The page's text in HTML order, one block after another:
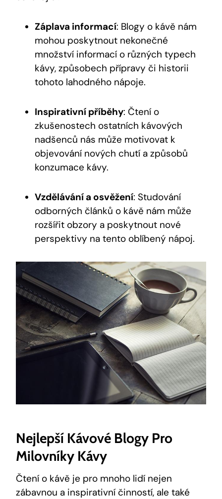
Záplava informací: Blogy o kávě nám
mohou poskytnout nekonečné
množství informací o různých typech
kávy, způsobech přípravy či historii
tohoto lahodného nápoje.
Inspirativní příběhy: Čtení o
zkušenostech ostatních kávových
nadšenců nás může motivovat k
objevování nových chutí a způsobů
konzumace kávy.
Vzdělávání a osvěžení: Studování
odborných článků o kávě nám může
rozšířit obzory a poskytnout nové
perspektivy na tento oblíbený nápoj.
Nejlepší Kávové Blogy Pro
Milovníky Kávy
Čtení o kávě je pro mnoho lidí nejen
zábavnou a inspirativní činností, ale také